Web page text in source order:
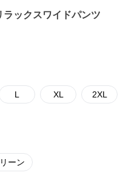
ラックスワイドパンツ
L XL 2XL
ーン